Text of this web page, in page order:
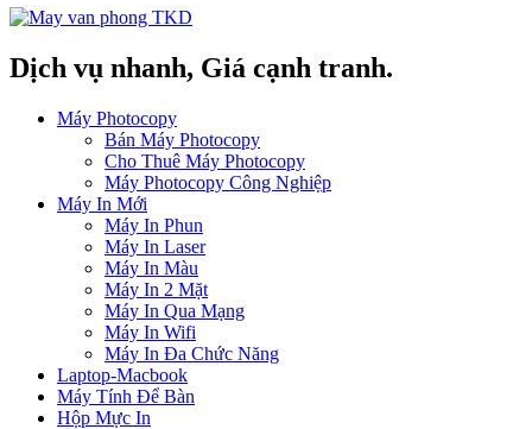
Dịch vụ nhanh, Giá cạnh tranh.
Máy Photocopy
Bán Máy Photocopy
Cho Thuê Máy Photocopy
Máy Photocopy Công Nghiệp
Máy In Mới
Máy In Phun
Máy In Laser
Máy In Màu
Máy In 2 Mặt
Máy In Qua Mạng
Máy In Wifi
Máy In Đa Chức Năng
Laptop-Macbook
Máy Tính Để Bàn
Hộp Mực In